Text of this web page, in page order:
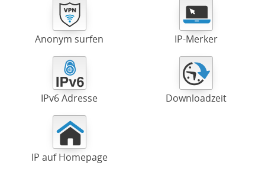
Anonym surfen IP-Merker
IPv6 Adresse Downloadzeit
IP auf Homepage